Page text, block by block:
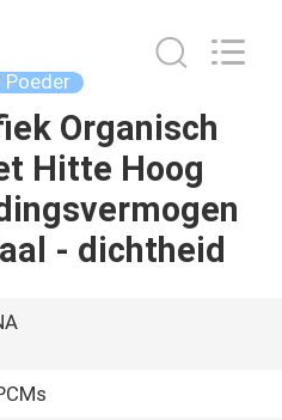
Poeder
Organisch
Hitte Hoog
- dichtheid